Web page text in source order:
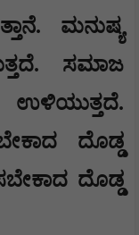
ಮನುಷ್ಯ
ಸಮಾಜ
ದೊಡ್ಡ
ದೊಡ್ಡ